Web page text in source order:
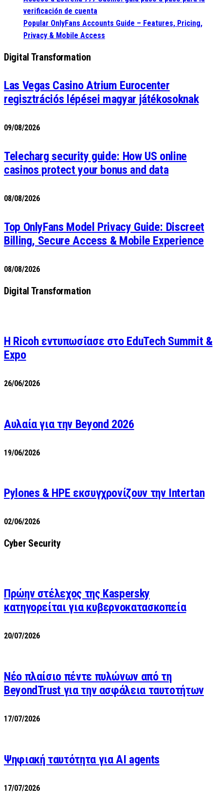
verificación de cuenta
Popular OnlyFans Accounts Guide – Features, Pricing,
Privacy & Mobile Access
Digital Transformation
Las Vegas Casino Atrium Eurocenter
regisztrációs lépései magyar játékosoknak
09/08/2026
Telecharg security guide: How US online
casinos protect your bonus and data
08/08/2026
Top OnlyFans Model Privacy Guide: Discreet
Billing, Secure Access & Mobile Experience
08/08/2026
Digital Transformation
Η Ricoh εντυπωσίασε στο EduTech Summit &
Expo
26/06/2026
Αυλαία για την Beyond 2026
19/06/2026
Pylones & HPE εκσυγχρονίζουν την Intertan
02/06/2026
Cyber Security
Πρώην στέλεχος της Kaspersky
κατηγορείται για κυβερνοκατασκοπεία
20/07/2026
Νέο πλαίσιο πέντε πυλώνων από τη
BeyondTrust για την ασφάλεια ταυτοτήτων
17/07/2026
Ψηφιακή ταυτότητα για AI agents
17/07/2026